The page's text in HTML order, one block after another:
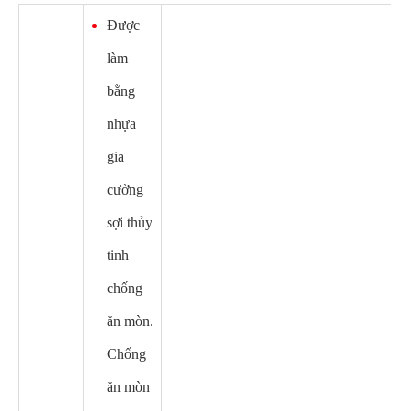
Được
làm
bằng
nhựa
gia
cường
sợi thủy
tinh
chống
ăn mòn.
Chống
ăn mòn